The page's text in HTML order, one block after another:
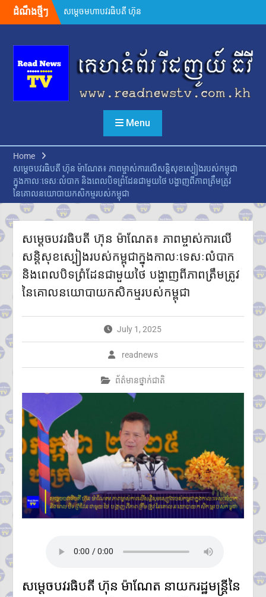
ដំណឹងថ្មីៗ
សម្តេចមហាបវរធិបតី ហ៊ុន
ម៉ាណែត ដាក់ចេញដំណោះស្រាយ
រដ្ឋមន្រ្តីក្រសួងមហាផ្ទៃ អំពាវនាវ
អង្គការ សមាគម ដៃគូអភិវឌ្ឍន៍ បន្ត
ឯកឧត្តម ស៊ុន ចាន់ថុល បញ្ជាក់ថា
អត្រាពន្ធថ្មីចំនួន ១០% ដែល
មិនមែនយកទៅបូកបន្ថែមលើអត្រា
គ្រោងនាំទាហានកូរ៉េខាងជើង
៣០,០០០នាក់បន្ថែម មកចូលរួម
ក្នុងសង្គ្រាម
ក្នុងរយៈពេល១ឆ្នាំ សំណុំរឿងឆបោក
តាមប្រព័ន្ធច្ចេកវិទ្យា២៦៨ករណីត្រូវ
សញ្ញាសង្ស័យជិត ៣ពាន់នាក់
២៤ កក្កដា ២០២៦៖ ខួប ១ ឆ្នាំ នៃ
ការចងចាំអំពីការចាប់ផ្តើមជម្លោះ
ប្រដាប់អាវុធ និងការប្តេជ្ញាចិត្តរក្សា
សន្តិភាព
និងលួសបន្លា មិនមែនជាខ្សែបន្ទាត់
ព្រំដែនទេ ហើយកម្លាំងយោធាមិន
អាចកែប្រែព្រំដែនអន្តរជាតិបាន
ក្រសួងអប់រំ យុវជន និងកីឡា
ប្រកាសព័ត៌មានពីការប្រឡង
សញ្ញាបត្រមធ្យមសិក្សាទុតិយភូមិ
សម័យប្រឡង៖១០ សីហ ២០២៦
មានបេក្ខជនចុះឈ្មោះប្រឡង
សរុប១៥១,២៣៨នាក់
ស្រី៨៤,៧៣៥នាក់
ក្រុមអ្នកសង្កេតការណ៍អាស៊ាន ចុះ
ពិនិត្យស្ថានភាពជាក់ស្តែងនៅតាម
ព្រំដែនកម្ពុជា-ថៃ ក្នុងខេត្តបន្ទាយ
មានជ័យ
លោកជំទាវបណ្ឌិត ពេជ ចន្ទមុន្នី
ហ៊ុនម៉ាណែត អញ្ជើញប្រគល់ផ្ទះថ្មី
ក្រសួងបរិស្ថាន ស្នើឱ្យរដ្ឋបាល
លើការហាមនាំចូលសំណល់អាគុយ
និងបរិក្ខារអេឡិចត្រូនិកប្រើប្រាស់រួច
Menu
Home
សម្តេចបវរធិបតី ហ៊ុន ម៉ាណែត៖ ភាពម្ចាស់ការលើសន្តិសុខស្បៀងរបស់កម្ពុជា
ក្នុងកាលៈទេសៈលំបាក និងពេលបិទព្រំដែនជាមួយថៃ បង្ហាញពីភាពត្រឹមត្រូវ
នៃគោលនយោបាយកសិកម្មរបស់កម្ពុជា
សម្តេចបវរធិបតី ហ៊ុន ម៉ាណែត៖ ភាពម្ចាស់ការលើ
សន្តិសុខស្បៀងរបស់កម្ពុជាក្នុងកាលៈទេសៈលំបាក
និងពេលបិទព្រំដែនជាមួយថៃ បង្ហាញពីភាពត្រឹមត្រូវ
នៃគោលនយោបាយកសិកម្មរបស់កម្ពុជា
July 1, 2025
readnews
ព័ត៌មានថ្នាក់ជាតិ
សម្តេចបវរធិបតី ហ៊ុន ម៉ាណែត នាយករដ្ឋមន្រ្តីនៃ